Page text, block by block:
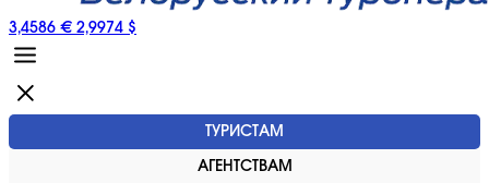
3,4586 € 2,9974 $
ТУРИСТАМ
АГЕНТСТВАМ